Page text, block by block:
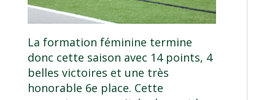
La formation féminine termine
donc cette saison avec 14 points, 4
belles victoires et une très
honorable 6e place. Cette